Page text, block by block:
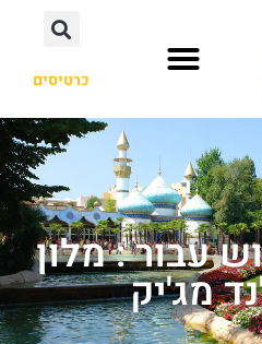
כרטיסים
עבור : מלון
מג'יק